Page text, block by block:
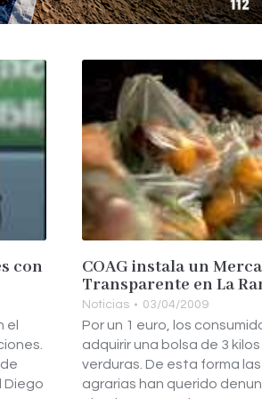
con
el
Diego
COAG instala un
Transparente en La
Noticias 03/04/2009
Por un 1 euro, los
adquirir una bolsa de 3
verduras. De esta forma
agrarias han querido